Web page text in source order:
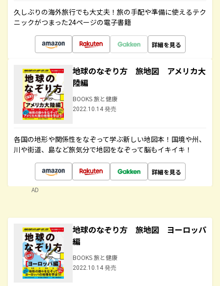
久しぶりの海外旅行でも大丈夫！旅の手配や準備に使えるテク
ニックがつまった24ページの電子書籍
詳細を見る
地球のなぞり方 旅地図 アメリカ大
陸編
BOOKS 旅と健康
2022.10.14 発売
各国の地形や関係性をなぞって学ぶ新しい地図本！国境や州、
川や街道、島など旅気分で地図をなぞって脳もイキイキ！
詳細を見る
AD
地球のなぞり方 旅地図 ヨーロッパ
編
BOOKS 旅と健康
2022.10.14 発売